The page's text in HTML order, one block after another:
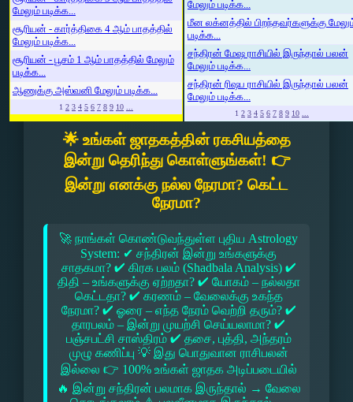
மேலும் படிக்க...
சூரியன் - கார்த்திகை 4 ஆம் பாதத்தில்
மேலும் படிக்க...
சூரியன் - பூசம் 1 ஆம் பாதத்தில் மேலும்
படிக்க...
ஆணுக்கு அஸ்வனி மேலும் படிக்க...
1 2 3 4 5 6 7 8 9 10 ...
மேலும் படிக்க...
மீன லக்னத்தில் பிறந்தவர்களுக்கு
படிக்க...
சந்திரன் மேஷ ராசியில் இருந்தால் பலன்
மேலும் படிக்க...
சந்திரன் ரிஷப ராசியில் இருந்தால் பலன்
மேலும் படிக்க...
1 2 3 4 5 6 7 8 9 10 ...
🌟 உங்கள் ஜாதகத்தின் ரகசியத்தை
இன்று தெரிந்து கொள்ளுங்கள்! 👉
இன்று எனக்கு நல்ல நேரமா? கெட்ட
நேரமா?
🚀 நாங்கள் கொண்டுவந்துள்ள புதிய Astrology
System: ✔ சந்திரன் இன்று உங்களுக்கு
சாதகமா? ✔ கிரக பலம் (Shadbala Analysis) ✔
திதி – உங்களுக்கு ஏற்றதா? ✔ யோகம் – நல்லதா
கெட்டதா? ✔ கரணம் – வேலைக்கு உகந்த
நேரமா? ✔ ஓரை – எந்த நேரம் வெற்றி தரும்? ✔
தாரபலம் – இன்று முயற்சி செய்யலாமா? ✔
பஞ்சபட்சி சாஸ்திரம் ✔ தசை, புத்தி, அந்தரம்
முழு கணிப்பு 💡 இது பொதுவான ராசிபலன்
இல்லை 👉 100% உங்கள் ஜாதக அடிப்படையில்
🔥 இன்று சந்திரன் பலமாக இருந்தால் → வேலை